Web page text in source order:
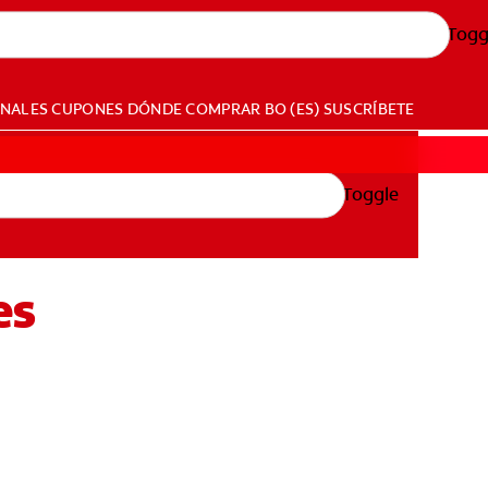
CUPONES DÓNDE COMPRAR BO (ES) SUSCRÍBETE
Toggle